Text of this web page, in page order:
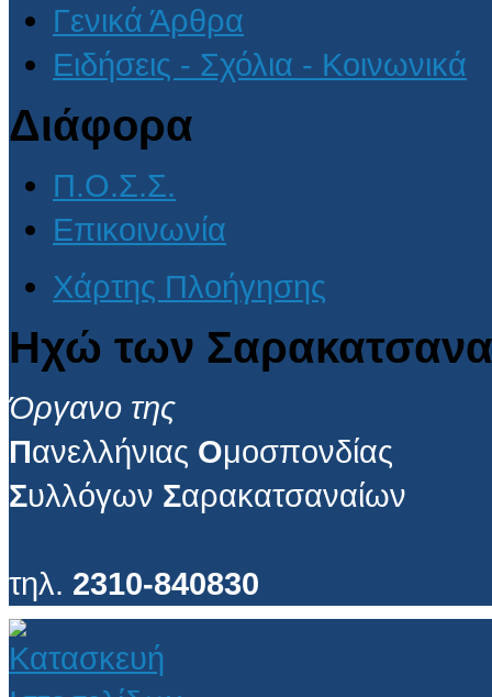
Γενικά Άρθρα
Ειδήσεις - Σχόλια - Κοινωνικά
Διάφορα
Π.Ο.Σ.Σ.
Επικοινωνία
Χάρτης Πλοήγησης
Ηχώ των
Όργανο της
Πανελλήνιας Ομοσπονδίας
Συλλόγων Σαρακατσαναίων
τηλ. 2310-840830